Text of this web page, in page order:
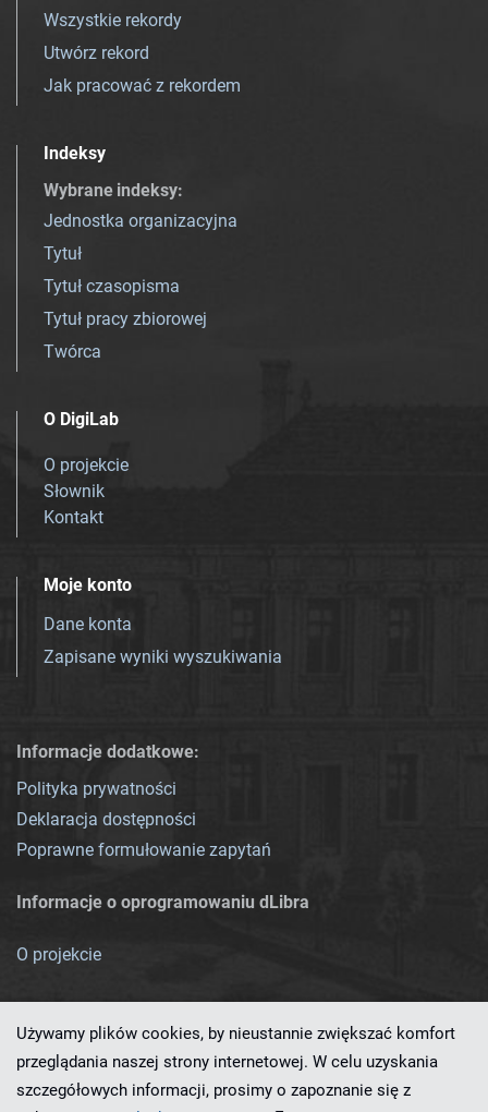
Wszystkie rekordy
Utwórz rekord
Jak pracować z rekordem
Indeksy
Wybrane indeksy:
Jednostka organizacyjna
Tytuł
Tytuł czasopisma
Tytuł pracy zbiorowej
Twórca
O DigiLab
O projekcie
Słownik
Kontakt
Moje konto
Dane konta
Zapisane wyniki wyszukiwania
Informacje dodatkowe:
Polityka prywatności
Deklaracja dostępności
Poprawne formułowanie zapytań
Informacje o oprogramowaniu dLibra
O projekcie
Używamy plików cookies, by nieustannie zwiększać komfort
przeglądania naszej strony internetowej. W celu uzyskania
szczegółowych informacji, prosimy o zapoznanie się z